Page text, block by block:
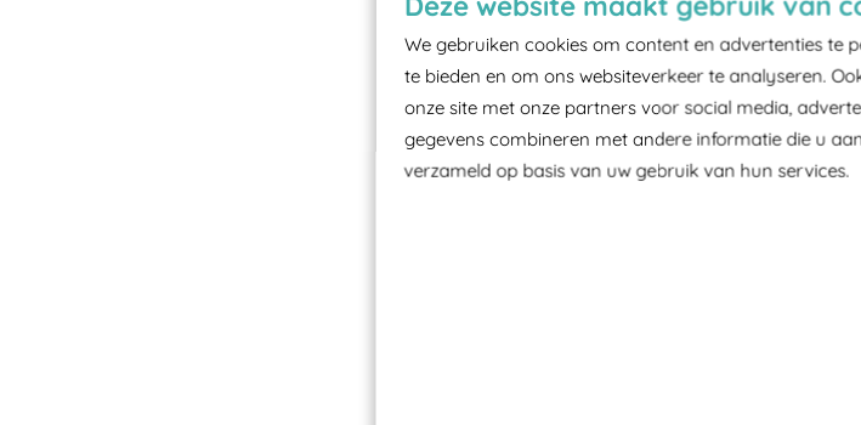
We gebruiken cookies om content en advertenties te
te bieden en om ons websiteverkeer te analyseren.
onze site met onze partners voor social media,
gegevens combineren met andere informatie die u
verzameld op basis van uw gebruik van hun services.